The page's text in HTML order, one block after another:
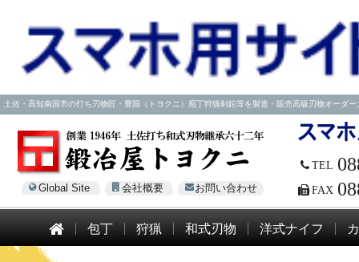
土佐・高知南国市の打ち刃物匠・豊国（トヨクニ）庖丁狩猟剣鉈等を製造・販売高級刃物オーダ
Global Site 会社概要 お問い合わせ
TEL
FAX
包丁 狩猟 和式刃物 洋式ナイフ